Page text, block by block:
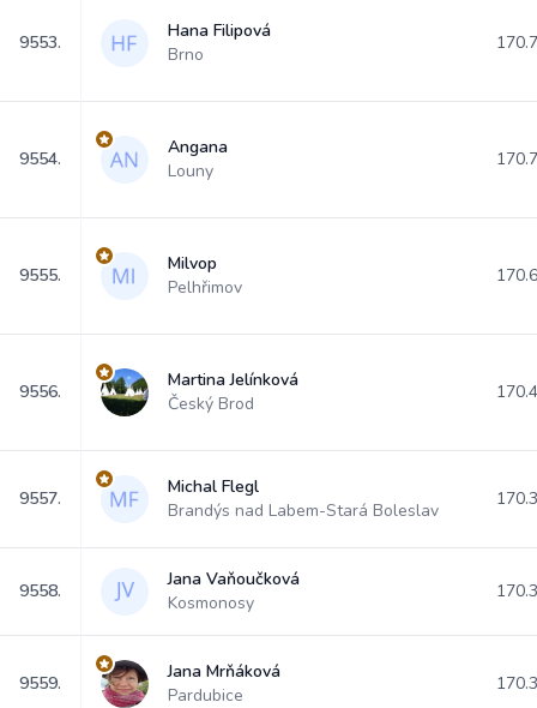
9553.
Hana Filipová
Brno
9554.
Angana
Louny
9555.
Milvop
Pelhřimov
9556.
Martina Jelínková
Český Brod
9557.
Michal Flegl
Brandýs nad Labem-Stará Boleslav
9558.
Jana Vaňoučková
Kosmonosy
9559.
Jana Mrňáková
Pardubice